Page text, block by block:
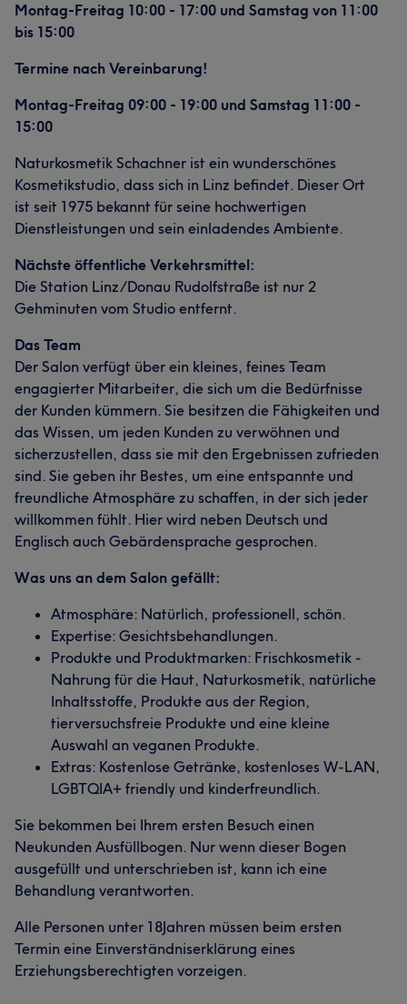
Montag-Freitag 10:00 - 17:00 und Samstag von 11:00
bis 15:00
Termine nach Vereinbarung!
Montag-Freitag 09:00 - 19:00 und Samstag 11:00 -
15:00
Naturkosmetik Schachner ist ein wunderschönes
Kosmetikstudio, dass sich in Linz befindet. Dieser Ort
ist seit 1975 bekannt für seine hochwertigen
Dienstleistungen und sein einladendes Ambiente.
Nächste öffentliche Verkehrsmittel:
Die Station Linz/Donau Rudolfstraße ist nur 2
Gehminuten vom Studio entfernt.
Das Team
Der Salon verfügt über ein kleines, feines Team
engagierter Mitarbeiter, die sich um die Bedürfnisse
der Kunden kümmern. Sie besitzen die Fähigkeiten und
das Wissen, um jeden Kunden zu verwöhnen und
sicherzustellen, dass sie mit den Ergebnissen zufrieden
sind. Sie geben ihr Bestes, um eine entspannte und
freundliche Atmosphäre zu schaffen, in der sich jeder
willkommen fühlt. Hier wird neben Deutsch und
Englisch auch Gebärdensprache gesprochen.
Was uns an dem Salon gefällt:
Atmosphäre: Natürlich, professionell, schön.
Expertise: Gesichtsbehandlungen.
Produkte und Produktmarken: Frischkosmetik -
Nahrung für die Haut, Naturkosmetik, natürliche
Inhaltsstoffe, Produkte aus der Region,
tierversuchsfreie Produkte und eine kleine
Auswahl an veganen Produkte.
Extras: Kostenlose Getränke, kostenloses W-LAN,
LGBTQIA+ friendly und kinderfreundlich.
Sie bekommen bei Ihrem ersten Besuch einen
Neukunden Ausfüllbogen. Nur wenn dieser Bogen
ausgefüllt und unterschrieben ist, kann ich eine
Behandlung verantworten.
Alle Personen unter 18Jahren müssen beim ersten
Termin eine Einverständniserklärung eines
Erziehungsberechtigten vorzeigen.